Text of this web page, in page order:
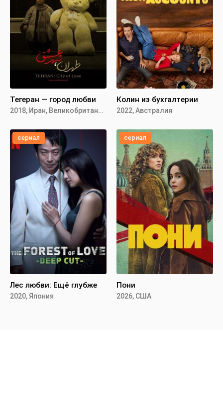
Тегеран — город любви
2018, Иран, Великобритания,
Колин из бухгалтерии
2022, Австралия
сериал
Лес любви: Ещё глубже
2020, Япония
сериал
Пони
2026, США